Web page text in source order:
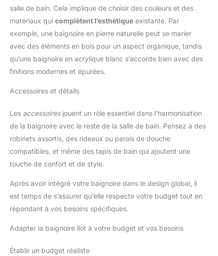
salle de bain. Cela implique de choisir des couleurs et des
matériaux qui complètent l’esthétique existante. Par
exemple, une baignoire en pierre naturelle peut se marier
avec des éléments en bois pour un aspect organique, tandis
qu’une baignoire en acrylique blanc s’accorde bien avec des
finitions modernes et épurées.
Accessoires et détails
Les accessoiresjouent un rôle essentiel dans l’harmonisation
de la baignoire avec le reste de la salle de bain. Pensez à des
robinets assortis, des rideaux ou parois de douche
compatibles, et même des tapis de bain qui ajoutent une
touche de confort et de style.
Après avoir intégré votre baignoire dans le design global, il
est temps de s’assurer qu’elle respecte votre budget tout en
répondant à vos besoins spécifiques.
Adapter la baignoire îlot à votre budget et vos besoins
Établir un budget réaliste